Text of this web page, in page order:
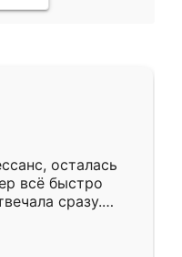
осталась
всё быстро
сразу.
подошёл к
Собрали